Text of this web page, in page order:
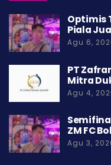
Optimis
Piala
Agu 6,
PT
Mitra
Agu 4,
ZM FC
Agu 3,